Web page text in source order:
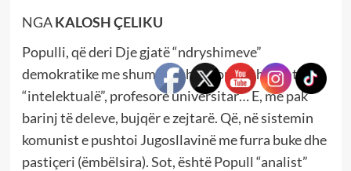
NGAKALOSH ÇELIKU
Populli, që deri Dje gjatë “ndryshimeve”
demokratike me shumicë ishte popull shkrimtarë,
“intelektualë”, profesorë universitar… E, me pak
barinj të deleve, bujqër e zejtarë. Që, në sistemin
komunist e pushtoi Jugosllavinë me furra buke dhe
pastiçeri (ëmbëlsira). Sot, është Popull “analist”